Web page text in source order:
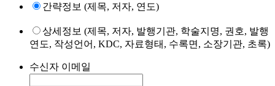
간략정보 (제목, 저자, 연도)
상세정보 (제목, 저자, 발행기관, 학술지명, 권호, 발행
연도, 작성언어, KDC, 자료형태, 수록면, 소장기관, 초록)
수신자 이메일